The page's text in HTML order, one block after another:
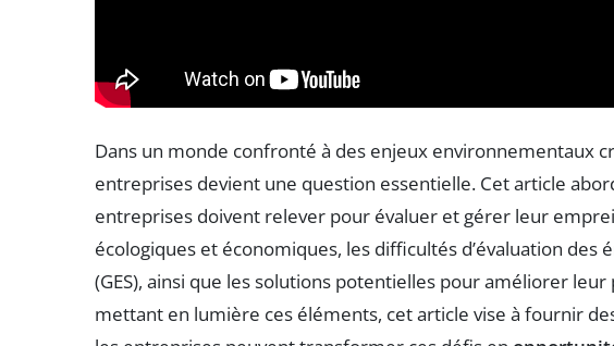
Dans un monde confronté à des enjeux environnementaux
entreprises devient une question essentielle. Cet article
entreprises doivent relever pour évaluer et gérer leur
écologiques et économiques, les difficultés d’évaluation des
(GES), ainsi que les solutions potentielles pour améliorer
mettant en lumière ces éléments, cet article vise à fournir